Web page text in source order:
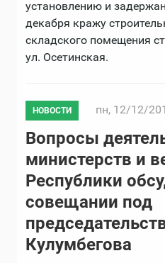
установлению и
декабря кражу
складского помещения
ул. Осетинская.
НОВОСТИ пн, 12/12/
Вопросы
министерств и
Республики
совещании под
Кулумбегова